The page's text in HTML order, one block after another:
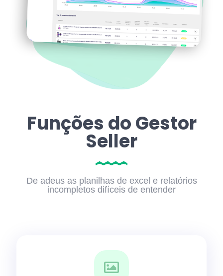
Funções do Gestor
Seller
De adeus as planilhas de excel e relatórios
incompletos difíceis de entender